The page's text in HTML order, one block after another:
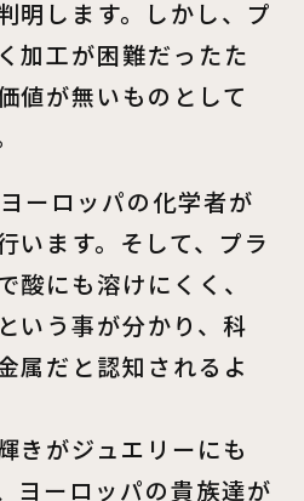
明します。しかし、プ
加工が困難だったた
値が無いものとして
ーロッパの化学者が
います。そして、プラ
酸にも溶けにくく、
いう事が分かり、科
属だと認知されるよ
きがジュエリーにも
ヨーロッパの貴族達が